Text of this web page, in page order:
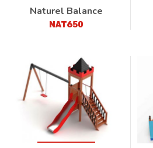
Naturel Balance
NAT650